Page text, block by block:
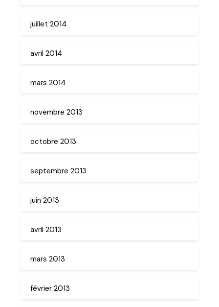
juillet 2014
avril 2014
mars 2014
novembre 2013
octobre 2013
septembre 2013
juin 2013
avril 2013
mars 2013
février 2013